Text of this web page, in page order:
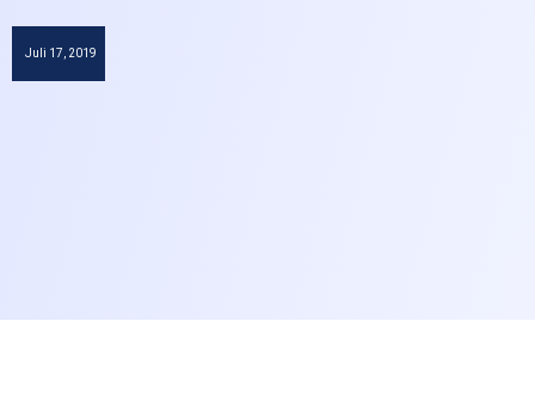
Juli 17, 2019